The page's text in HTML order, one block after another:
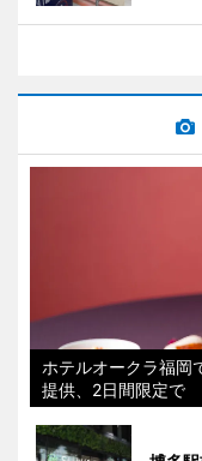
ホテルオークラ福岡
提供、2日間限定で